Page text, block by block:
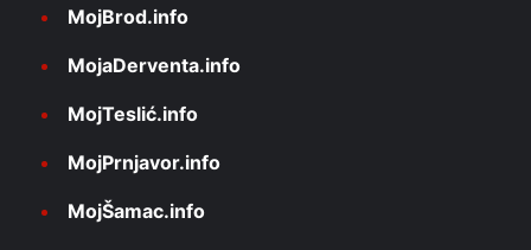
MojBrod.info
MojaDerventa.info
MojTeslić.info
MojPrnjavor.info
MojŠamac.info